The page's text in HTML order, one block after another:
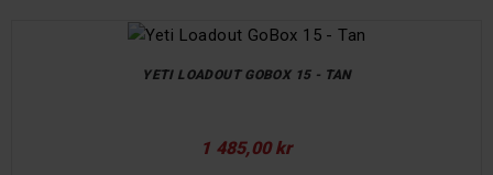
YETI LOADOUT GOBOX 15 - TAN
1 485,00 kr